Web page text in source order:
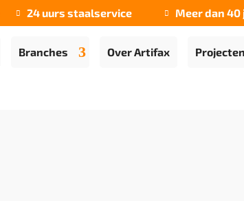
 24 uurs staalservice  Meer dan
Branches Over Artifax Projecten